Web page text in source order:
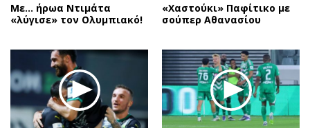
Με… ήρωα Ντιμάτα
«λύγισε» τον Ολυμπιακό!
«Χαστούκι» Παφίτικο με
σούπερ Αθανασίου